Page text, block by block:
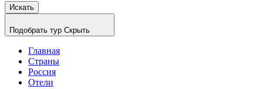
Искать
Подобрать тур Скрыть
Главная
Страны
Россия
Отели